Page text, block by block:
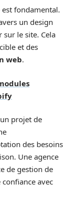
est fondamental.
un design
le site. Cela
et des
web.
projet de
des besoins
Une agence
de gestion de
avec